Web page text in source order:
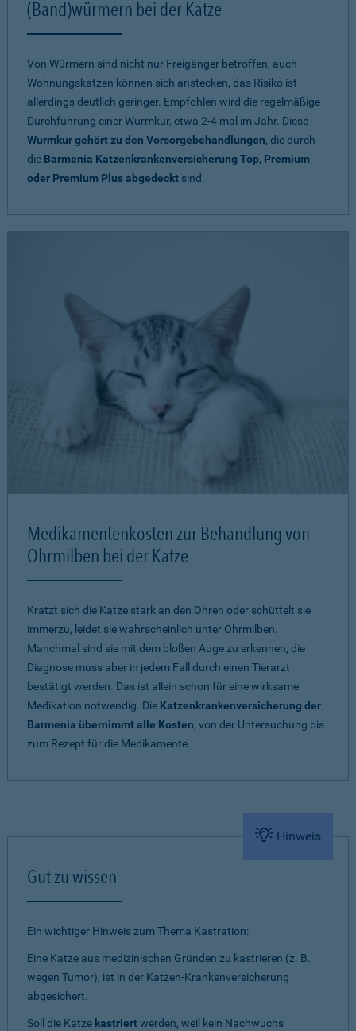
(Band)würmern bei der Katze
Von Würmern sind nicht nur Freigänger betroffen, auch
Wohnungskatzen können sich anstecken, das Risiko ist
allerdings deutlich geringer. Empfohlen wird die regelmäßige
Durchführung einer Wurmkur, etwa 2-4 mal im Jahr. Diese
Wurmkur gehört zu den Vorsorgebehandlungen, die durch
die Barmenia Katzenkrankenversicherung Top, Premium
oder Premium Plus abgedeckt sind.
Medikamentenkosten zur Behandlung von
Ohrmilben bei der Katze
Kratzt sich die Katze stark an den Ohren oder schüttelt sie
immerzu, leidet sie wahrscheinlich unter Ohrmilben.
Manchmal sind sie mit dem bloßen Auge zu erkennen, die
Diagnose muss aber in jedem Fall durch einen Tierarzt
bestätigt werden. Das ist allein schon für eine wirksame
Medikation notwendig. Die Katzenkrankenversicherung der
Barmenia übernimmt alle Kosten, von der Untersuchung bis
zum Rezept für die Medikamente.
Hinweis
Gut zu wissen
Ein wichtiger Hinweis zum Thema Kastration:
Eine Katze aus medizinischen Gründen zu kastrieren (z. B.
wegen Tumor), ist in der Katzen-Krankenversicherung
abgesichert.
Soll die Katze kastriertwerden, weil kein Nachwuchs